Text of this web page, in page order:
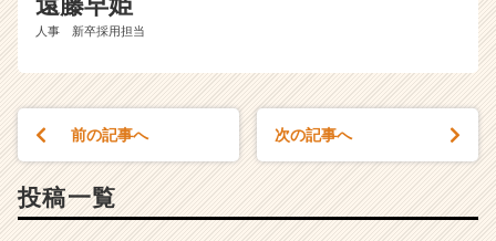
人事 新卒採用担当
前の記事へ 次の記事へ
投稿一覧